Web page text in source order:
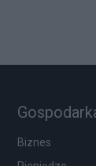
Biznes